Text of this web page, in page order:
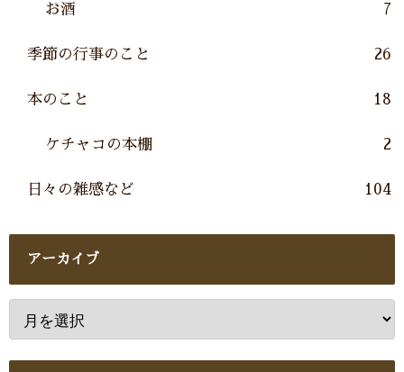
お酒 7
季節の行事のこと 26
本のこと 18
ケチャコの本棚 2
日々の雑感など 104
アーカイブ